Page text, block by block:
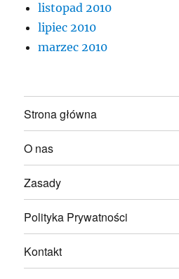
listopad 2010
lipiec 2010
marzec 2010
Strona główna
O nas
Zasady
Polityka Prywatności
Kontakt